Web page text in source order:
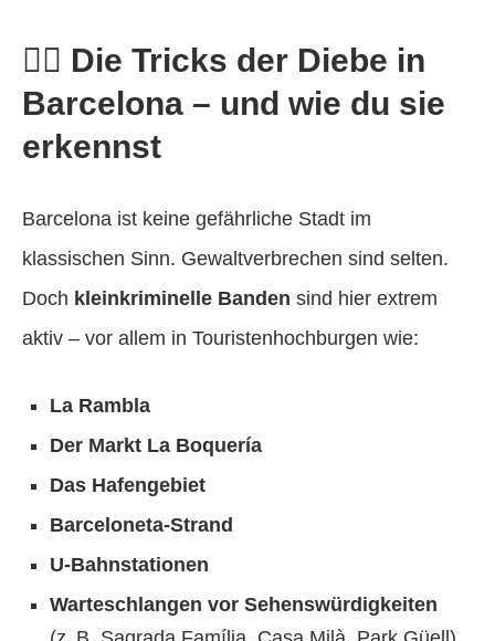
🕵️‍♂️ Die Tricks der Diebe in
Barcelona – und wie du sie
erkennst
Barcelona ist keine gefährliche Stadt im
klassischen Sinn. Gewaltverbrechen sind selten.
Doch kleinkriminelle Banden sind hier extrem
aktiv – vor allem in Touristenhochburgen wie:
La Rambla
Der Markt La Boquería
Das Hafengebiet
Barceloneta-Strand
U-Bahnstationen
Warteschlangen vor Sehenswürdigkeiten